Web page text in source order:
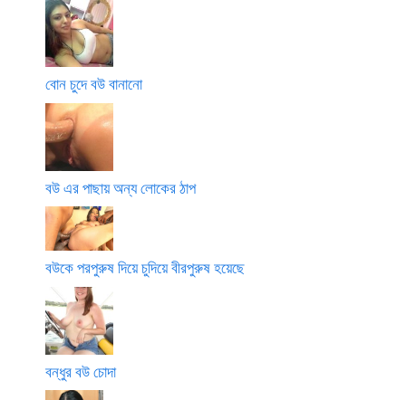
বোন চুদে বউ বানানো
বউ এর পাছায় অন্য লোকের ঠাপ
বউকে পরপুরুষ দিয়ে চুদিয়ে বীরপুরুষ হয়েছে
বন্ধুর বউ চোদা